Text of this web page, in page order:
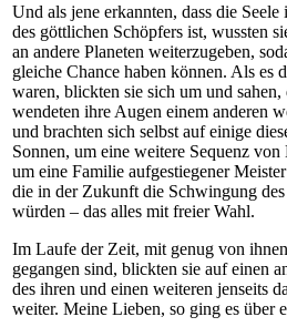
Und als jene erkannten, dass die
des göttlichen Schöpfers ist, wussten
an andere Planeten weiterzugeben,
gleiche Chance haben können. Als es
waren, blickten sie sich um und sahen,
wendeten ihre Augen einem anderen
und brachten sich selbst auf einige
Sonnen, um eine weitere Sequenz von
um eine Familie aufgestiegener
die in der Zukunft die Schwingung
würden – das alles mit freier Wahl.
Im Laufe der Zeit, mit genug von
gegangen sind, blickten sie auf einen
des ihren und einen weiteren jenseits
weiter. Meine Lieben, so ging es über